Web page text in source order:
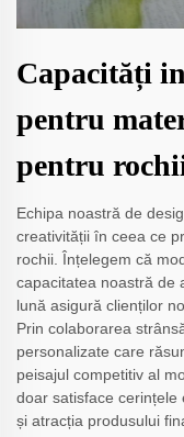
Capacități
pentru
pentru
Echipa noastră de
creativității în ceea ce
rochii. Înțelegem că
capacitatea noastră de
lună asigură clienților
Prin colaborarea
personalizate care
peisajul competitiv al
doar satisface cerințele
și atracția produsului